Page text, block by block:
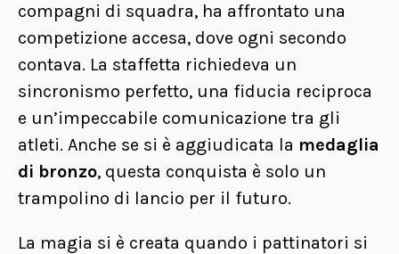
compagni di squadra, ha affrontato una
competizione accesa, dove ogni secondo
contava. La staffetta richiedeva un
sincronismo perfetto, una fiducia reciproca
e un’impeccabile comunicazione tra gli
atleti. Anche se si è aggiudicata la medaglia
di bronzo, questa conquista è solo un
trampolino di lancio per il futuro.
La magia si è creata quando i pattinatori si